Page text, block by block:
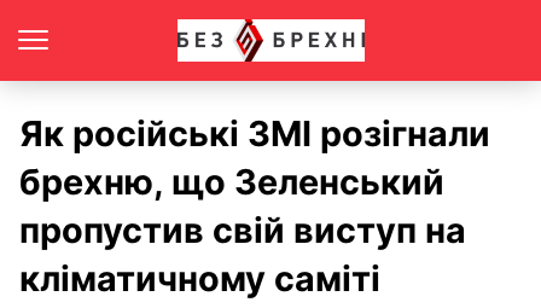
Як російські ЗМІ розігнали
брехню, що Зеленський
пропустив свій виступ на
кліматичному саміті